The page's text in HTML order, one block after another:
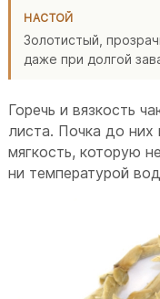
НАСТОЙ
Золотистый,
даже при долгой
Горечь и вязкость
листа. Почка до
мягкость, которую
ни температурой